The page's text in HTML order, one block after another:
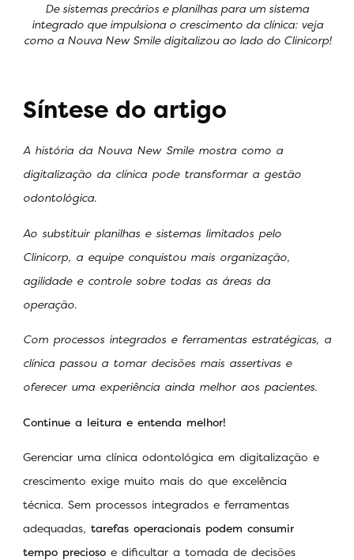
De sistemas precários e planilhas para um sistema
integrado que impulsiona o crescimento da clínica: veja
como a Nouva New Smile digitalizou ao lado do Clinicorp!
Síntese do artigo
A história da Nouva New Smile mostra como a
digitalização da clínica pode transformar a gestão
odontológica.
Ao substituir planilhas e sistemas limitados pelo
Clinicorp, a equipe conquistou mais organização,
agilidade e controle sobre todas as áreas da
operação.
Com processos integrados e ferramentas estratégicas, a
clínica passou a tomar decisões mais assertivas e
oferecer uma experiência ainda melhor aos pacientes.
Continue a leitura e entenda melhor!
Gerenciar uma clínica odontológica em digitalização e
crescimento exige muito mais do que excelência
técnica. Sem processos integrados e ferramentas
adequadas, tarefas operacionais podem consumir
tempo precioso e dificultar a tomada de decisões